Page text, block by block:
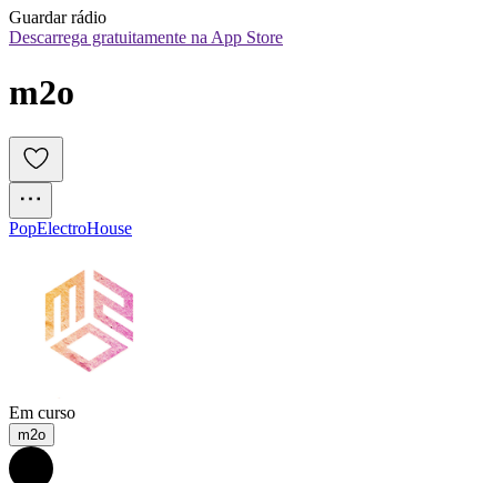
Guardar rádio
Descarrega gratuitamente na App Store
m2o
PopElectroHouse
Em curso
m2o